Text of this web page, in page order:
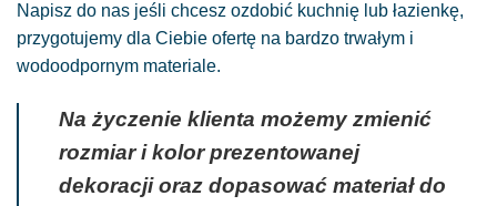
Napisz do nas jeśli chcesz ozdobić kuchnię lub łazienkę,
przygotujemy dla Ciebie ofertę na bardzo trwałym i
wodoodpornym materiale.
Na życzenie klienta możemy zmienić
rozmiar i kolor prezentowanej
dekoracji oraz dopasować materiał do